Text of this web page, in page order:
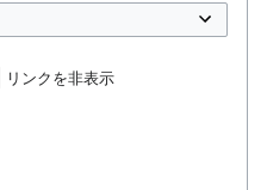
リンクを非表示